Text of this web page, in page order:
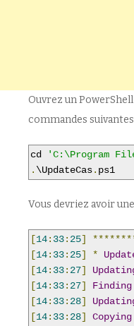
Ouvrez un
commandes
cd
'C:\Program
. \UpdateCas. ps1
Vous devriez avoir
[14: 33: 25]
[14: 33: 25] *
[14: 33: 27]
[14: 33: 27] Finding
[14: 33: 28]
[14: 33: 28] Copying